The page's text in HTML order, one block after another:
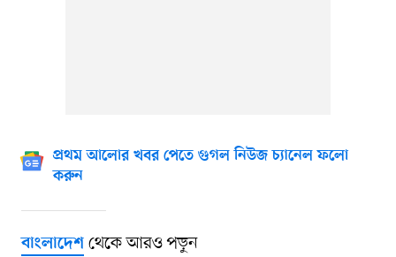
প্রথম আলোর খবর পেতে গুগল নিউজ চ্যানেল ফলো
করুন
বাংলাদেশথেকে আরও পড়ুন